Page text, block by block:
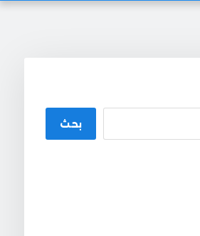
بحث